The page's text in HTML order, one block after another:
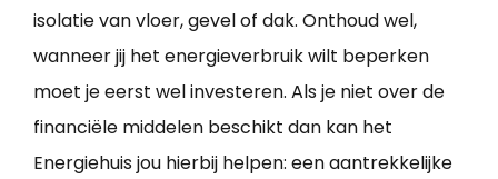
isolatie van vloer, gevel of dak. Onthoud wel,
wanneer jij het energieverbruik wilt beperken
moet je eerst wel investeren. Als je niet over de
financiële middelen beschikt dan kan het
Energiehuis jou hierbij helpen: een aantrekkelijke